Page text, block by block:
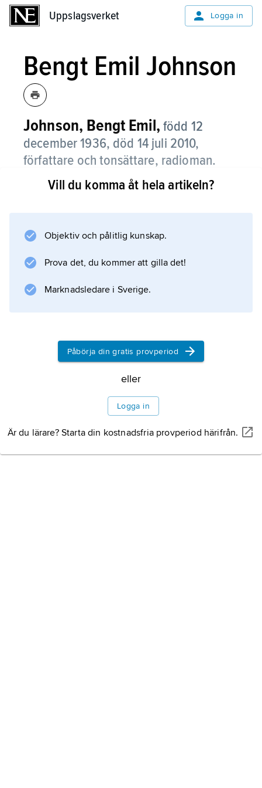
Uppslagsverket Logga in
Bengt Emil Johnson
Johnson, Bengt Emil, född 12
december 1936, död 14 juli 2010,
författare och tonsättare, radioman.
Johnson var från 1979 verksam vid Sveriges
musikgruppen Harpans kraft.
Litteraturanvisning
Vill du komma åt hela artikeln?
Objektiv och pålitlig kunskap.
Prova det, du kommer att gilla det!
Marknadsledare i Sverige.
Påbörja din gratis provperiod
eller
Logga in
Är du lärare? Starta din kostnadsfria provperiod härifrån.